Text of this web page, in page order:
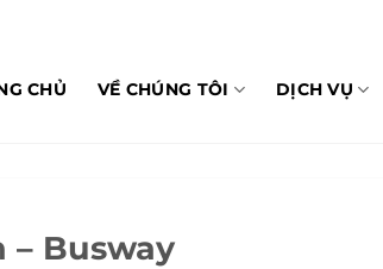
CHỦ VỀ CHÚNG TÔI DỊCH VỤ
Busway